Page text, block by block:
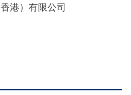
港）有限公司